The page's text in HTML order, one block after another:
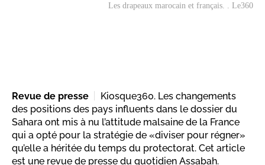
Les drapeaux marocain et français. . Le360
Revue de presse
Kiosque360. Les changements
des positions des pays influents dans le dossier du
Sahara ont mis à nu l’attitude malsaine de la France
qui a opté pour la stratégie de «diviser pour régner»
qu’elle a héritée du temps du protectorat. Cet article
est une revue de presse du quotidien Assabah.